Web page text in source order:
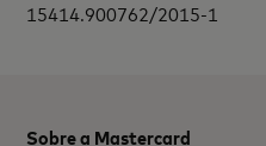
15414.900762/2015-1
Sobre a Mastercard